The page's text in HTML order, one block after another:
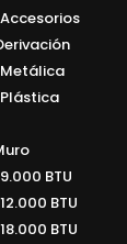
Accesorios
Metálica
Plástica
9.000 BTU
12.000 BTU
18.000 BTU